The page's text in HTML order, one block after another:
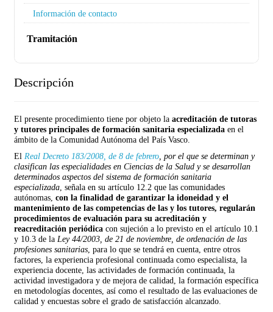
Información de contacto
Tramitación
Descripción
El presente procedimiento tiene por objeto la acreditación de tutoras
y tutores principales de formación sanitaria especializada en el
ámbito de la Comunidad Autónoma del País Vasco.
El Real Decreto 183/2008, de 8 de febrero , por el que se determinan y
clasifican las especialidades en Ciencias de la Salud y se desarrollan
determinados aspectos del sistema de formación sanitaria
especializada , señala en su artículo 12.2 que las comunidades
autónomas, con la finalidad de garantizar la idoneidad y el
mantenimiento de las competencias de las y los tutores, regularán
procedimientos de evaluación para su acreditación y
reacreditación periódica con sujeción a lo previsto en el artículo 10.1
y 10.3 de la Ley 44/2003, de 21 de noviembre, de ordenación de las
profesiones sanitarias , para lo que se tendrá en cuenta, entre otros
factores, la experiencia profesional continuada como especialista, la
experiencia docente, las actividades de formación continuada, la
actividad investigadora y de mejora de calidad, la formación específica
en metodologías docentes, así como el resultado de las evaluaciones de
calidad y encuestas sobre el grado de satisfacción alcanzado.